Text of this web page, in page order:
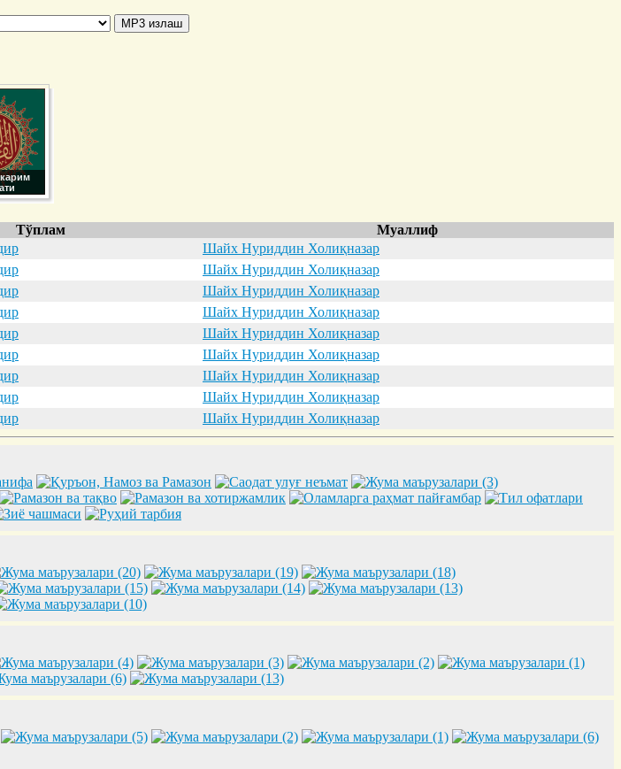
Тўплам
Муаллиф
Шайх Нуриддин Холиқназар
Шайх Нуриддин Холиқназар
Шайх Нуриддин Холиқназар
Шайх Нуриддин Холиқназар
Шайх Нуриддин Холиқназар
Шайх Нуриддин Холиқназар
Шайх Нуриддин Холиқназар
Шайх Нуриддин Холиқназар
Шайх Нуриддин Холиқназар